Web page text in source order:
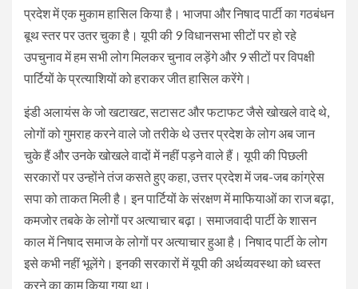
प्रदेश में एक मुकाम हासिल किया है। भाजपा और निषाद पार्टी का गठबंधन
बूथ स्तर पर उतर चुका है। यूपी की 9 विधानसभा सीटों पर हो रहे
उपचुनाव में हम सभी लोग मिलकर चुनाव लड़ेंगे और 9 सीटों पर विपक्षी
पार्टियों के प्रत्याशियों को हराकर जीत हासिल करेंगे।
इंडी अलायंस के जो खटाखट, सटासट और फटाफट जैसे खोखले वादे थे,
लोगों को गुमराह करने वाले जो तरीके थे उत्तर प्रदेश के लोग अब जान
चुके हैं और उनके खोखले वादों में नहीं पड़ने वाले हैं। यूपी की पिछली
सरकारों पर उन्होंने तंज कसते हुए कहा, उत्तर प्रदेश में जब-जब कांग्रेस
सपा को ताकत मिली है। इन पार्टियों के संरक्षण में माफियाओं का राज बढ़ा,
कमजोर तबके के लोगों पर अत्याचार बढ़ा। समाजवादी पार्टी के शासन
काल में निषाद समाज के लोगों पर अत्याचार हुआ है। निषाद पार्टी के लोग
इसे कभी नहीं भूलेंगे। इनकी सरकारों में यूपी की अर्थव्यवस्था को ध्वस्त
करने का काम किया गया था।